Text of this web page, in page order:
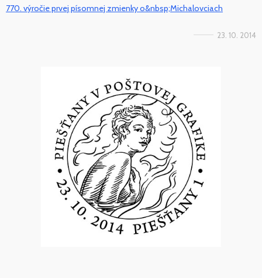
770. výročie prvej písomnej zmienky o&nbsp;Michalovciach
23. 10. 2014